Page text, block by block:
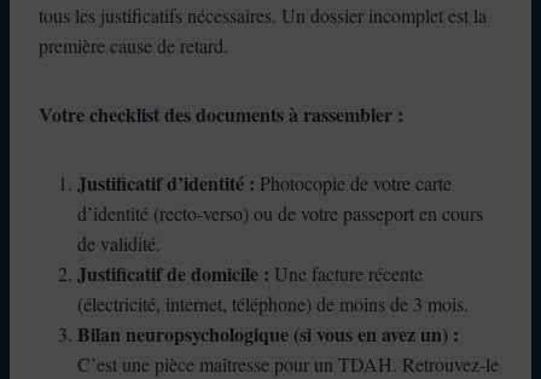
tous les justificatifs nécessaires. Un dossier incomplet est la
première cause de retard.
Votre checklist des documents à rassembler :
Justificatif d’identité : Photocopie de votre carte
d’identité (recto-verso) ou de votre passeport en cours
de validité.
Justificatif de domicile : Une facture récente
(électricité, internet, téléphone) de moins de 3 mois.
Bilan neuropsychologique (si vous en avez un) :
C’est une pièce maîtresse pour un TDAH. Retrouvez-le